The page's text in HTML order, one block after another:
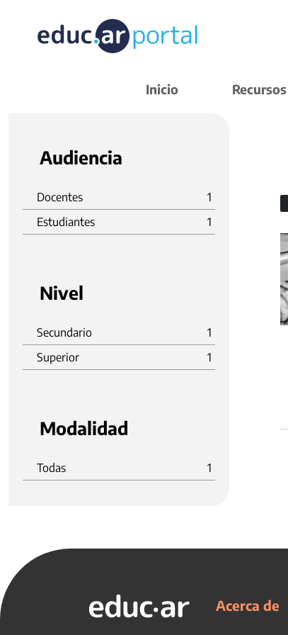
Inicio Recursos
Audiencia
Docentes
1
Estudiantes
1
Nivel
Secundario
1
Superior
1
Modalidad
Todas 1
Acerca de